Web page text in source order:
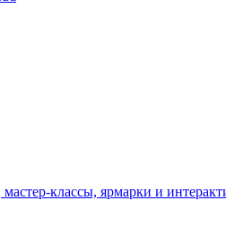
мастер-классы, ярмарки и